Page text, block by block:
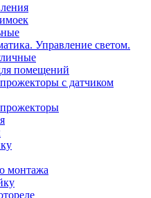
Управление светом.
помещений
с датчиком
монтажа